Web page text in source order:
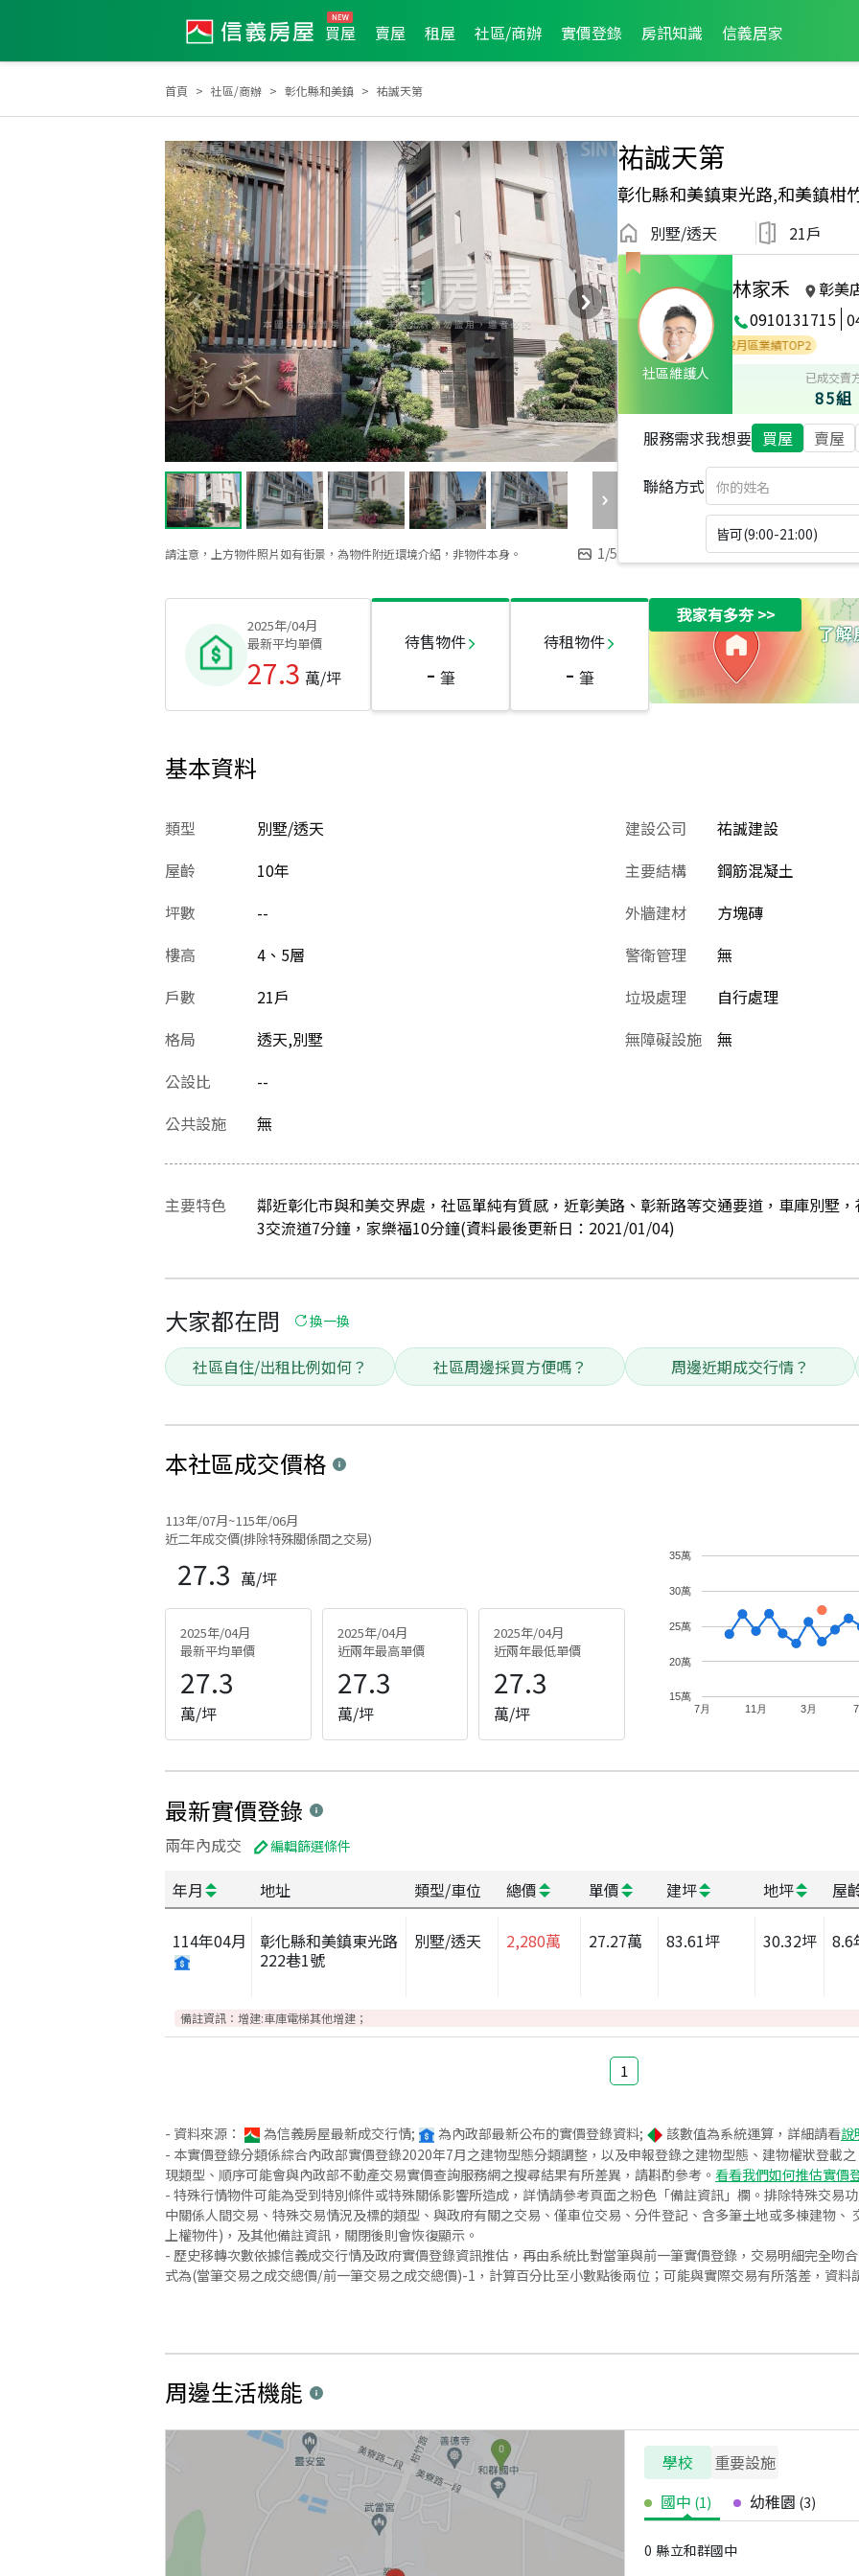
買屋 賣屋 租屋 社區/商辦 實價登錄 房訊知識 信義居家
首頁 社區/商辦 彰化縣和美鎮 祐誠天第
請注意，上方物件照片如有街景，為物件附近環境介紹，非物件本身。 1/5
祐誠天第
彰化縣和美鎮東光路,和美鎮柑
別墅/透天 21戶
社區維護人
林家禾
彰美
0910131715
土地達人 2026年第2季度服務品質獎 2025年7月區業績TOP3 2023年7月區業績TOP2
2022年12月區業績TOP2
已成交賣
85組
服務需求我想要 買屋 賣屋
聯絡方式
皆可(9:00-21:00)
2025年/04月
最新平均單價
27.3 萬/坪
待售物件
- 筆
待租物件
- 筆
我家有多夯>>
基本資料
類型
別墅/透天
屋齡
10年
坪數
--
樓高
4、5層
戶數
21戶
格局
透天,別墅
公設比
--
建設公司
祐誠建設
主要結構
鋼筋混凝土
外牆建材
方塊磚
警衛管理
無
垃圾處理
自行處理
無障礙設施
無
公共設施 無
主要特色
鄰近彰化市與和美交界處，社區單純有質感，近彰美路、彰新路等交通要道，車庫別墅
3交流道7分鐘，家樂福10分鐘(資料最後更新日：2021/01/04)
大家都在問 換一換
社區自住/出租比例如何？ 社區周邊採買方便嗎？ 周邊近期成交行情？
本社區成交價格
113年/07月~115年/06月
近二年成交價(排除特殊關係間之交易)
27.3 萬/坪
2025年/04月
最新平均單價
27.3
萬/坪
2025年/04月
近兩年最高單價
27.3
萬/坪
2025年/04月
近兩年最低單價
27.3
萬/坪 7月 11月 3月
15萬
20萬
25萬
30萬
35萬
最新實價登錄
兩年內成交 編輯篩選條件
年月 地址 類型/車位 總價 單價 建坪 地坪 屋
114年04月
彰化縣和美鎮東光路
222巷1號
別墅/透天 2,280萬 27.27萬 83.61坪 30.32坪 8.6
備註資訊： 增建:車庫電梯其他增建；
1
- 資料來源： 為信義房屋最新成交行情; 為內政部最新公布的實價登錄資料; 該數值為系統運算，詳細請看說
- 本實價登錄分類係綜合內政部實價登錄2020年7月之建物型態分類調整，以及申報登錄之建物型態、建物權狀登載
現類型、順序可能會與內政部不動產交易實價查詢服務網之搜尋結果有所差異，請斟酌參考。 看看我們如何推估實價
- 特殊行情物件可能為受到特別條件或特殊關係影響所造成，詳情請參考頁面之粉色「備註資訊」欄。排除特殊交易
中關係人間交易、特殊交易情況及標的類型、與政府有關之交易、僅車位交易、分件登記、含多筆土地或多棟建物、
上權物件)，及其他備註資訊，關閉後則會恢復顯示。
- 歷史移轉次數依據信義成交行情及政府實價登錄資訊推估，再由系統比對當筆與前一筆實價登錄，交易明細完全吻
式為(當筆交易之成交總價/前一筆交易之成交總價)-1，計算百分比至小數點後兩位；可能與實際交易有所落差，資料
周邊生活機能
學校
重要設施
國中 (1) 幼稚園 (3)
0 縣立和群國中